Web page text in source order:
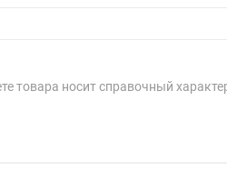
товара носит справочный